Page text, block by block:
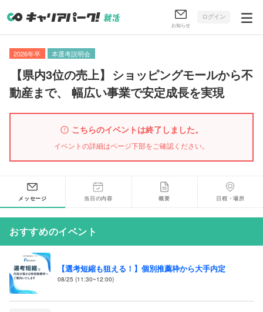
お知らせ
ログイン
2026年卒 本選考説明会
【県内3位の売上】 ショッピングモールから不
動産まで、 幅広い事業で安定成長を実現
こちらのイベントは終了しました。
イベントの詳細はページ下部をご確認ください。
メッセージ 当日の内容 概要 日程・場所
おすすめのイベント
【選考短縮も狙える！】個別推薦枠から大手内定
08/25 (11:30~12:00)